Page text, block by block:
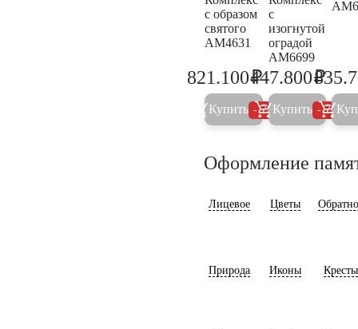
с образом
святого
AM4631
864.300
821.100₽
Купить 5%
с
изогнутой
оградой
AM6699
447.800₽
Купить 5%
Оформление
Лицевое Цветы
Природа Иконы Кресты